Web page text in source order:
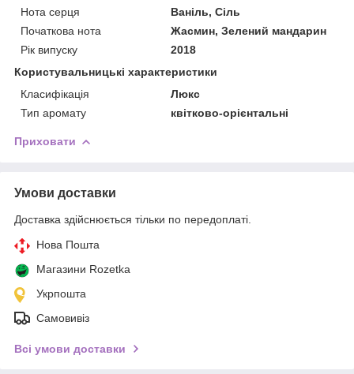
Нота серця
Ваніль, Сіль
Початкова нота
Жасмин, Зелений мандарин
Рік випуску
2018
Користувальницькі характеристики
Класифікація
Люкс
Тип аромату
квітково-орієнтальні
Приховати
Умови доставки
Доставка здійснюється тільки по передоплаті.
Нова Пошта
Магазини Rozetka
Укрпошта
Самовивіз
Всі умови доставки